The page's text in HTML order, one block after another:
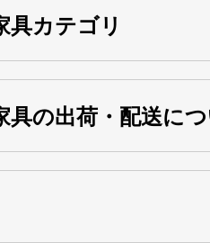
具カテゴリ
具の出荷・配送に